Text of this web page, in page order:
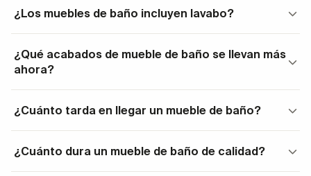
¿Los muebles de baño incluyen lavabo?
¿Qué acabados de mueble de baño se llevan más
ahora?
¿Cuánto tarda en llegar un mueble de baño?
¿Cuánto dura un mueble de baño de calidad?